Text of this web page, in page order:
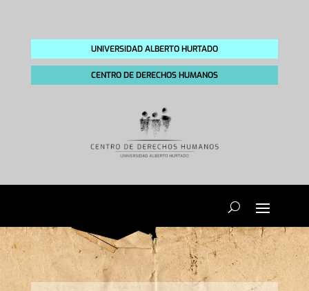
UNIVERSIDAD ALBERTO HURTADO
CENTRO DE DERECHOS HUMANOS